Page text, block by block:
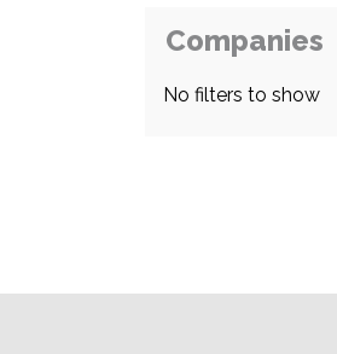
Companies
No filters to show